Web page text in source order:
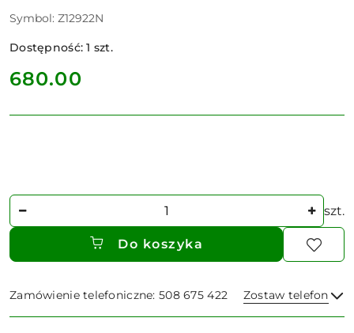
Symbol: Z12922N
Dostępność:1 szt.
cena:
680.00
Ilość szt.
Do koszyka
Zamówienie telefoniczne: 508 675 422 Zostaw telefon